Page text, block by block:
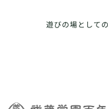
遊びの場として